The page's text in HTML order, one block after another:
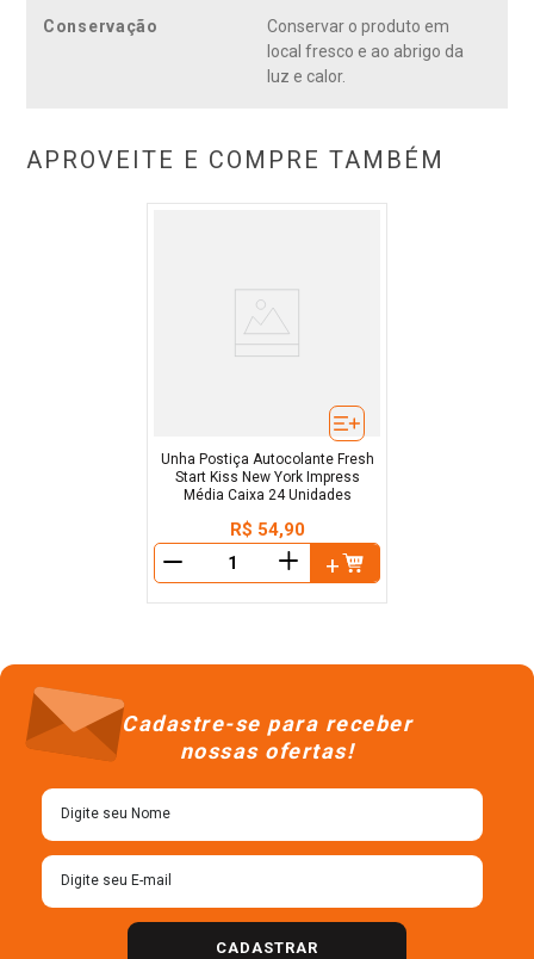
Conservação
Conservar o produto em
local fresco e ao abrigo da
luz e calor.
APROVEITE E COMPRE TAMBÉM
Unha Postiça Autocolante Fresh
Start Kiss New York Impress
Média Caixa 24 Unidades
R$ 54,90
＋
Cadastre-se para receber
nossas ofertas!
CADASTRAR